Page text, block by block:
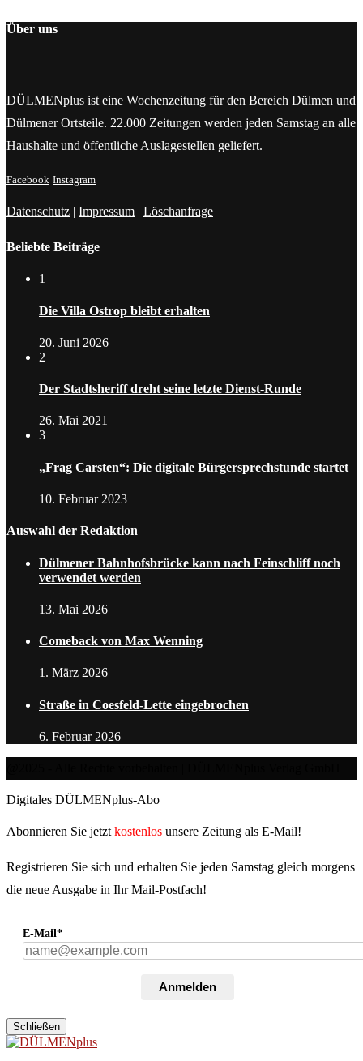
Über uns
DÜLMENplus ist eine Wochenzeitung für den Bereich Dülmen und
Dülmener Ortsteile. 22.000 Zeitungen werden jeden Samstag an alle
Haushalte und öffentliche Auslagestellen geliefert.
Facebook Instagram
Datenschutz | Impressum | Löschanfrage
Beliebte Beiträge
1
Die Villa Ostrop bleibt erhalten
20. Juni 2026
2
Der Stadtsheriff dreht seine letzte Dienst-Runde
26. Mai 2021
3
„Frag Carsten“: Die digitale Bürgersprechstunde startet
10. Februar 2023
Auswahl der Redaktion
Dülmener Bahnhofsbrücke kann nach Feinschliff noch
verwendet werden
13. Mai 2026
Comeback von Max Wenning
1. März 2026
Straße in Coesfeld-Lette eingebrochen
6. Februar 2026
Digitales DÜLMENplus-Abo
Abonnieren Sie jetzt kostenlos unsere Zeitung als E-Mail!
Registrieren Sie sich und erhalten Sie jeden Samstag gleich morgens
die neue Ausgabe in Ihr Mail-Postfach!
E-Mail*
Anmelden
Schließen